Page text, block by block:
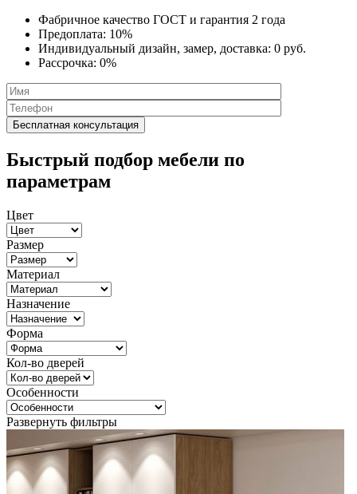
Фабричное качество ГОСТ и гарантия 2 года
Предоплата: 10%
Индивидуальный дизайн, замер, доставка: 0 руб.
Рассрочка: 0%
Быстрый подбор мебели по
параметрам
Цвет
Размер
Материал
Назначение
Форма
Кол-во дверей
Особенности
Развернуть фильтры